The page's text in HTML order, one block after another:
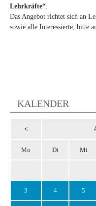
Lehrkräfte“
Das Angebot richtet sich an
sowie alle Interessierte, bitte
KALENDER
<
Mo Di Mi
3 4 5